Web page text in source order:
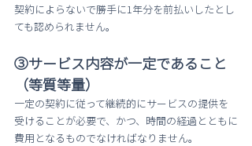
契約によらないで勝手に1年分を前払いしたとし
ても認められません。
③サービス内容が一定であること
（等質等量）
一定の契約に従って継続的にサービスの提供を
受けることが必要で、かつ、時間の経過とともに
費用となるものでなければなりません。